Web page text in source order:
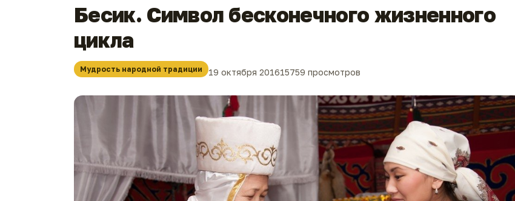
Бесик. Символ бесконечного жизненного
цикла
Мудрость народной традиции 19 октября 201615759 просмотров